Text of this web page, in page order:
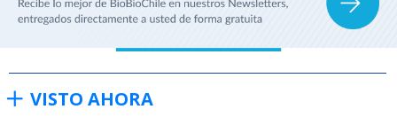
VISTO AHORA